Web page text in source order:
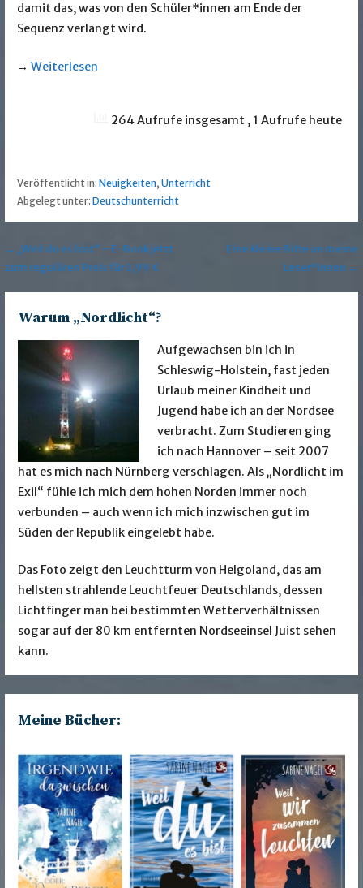
damit das, was von den Schüler*innen am Ende der
Sequenz verlangt wird.
→ Weiterlesen
264 Aufrufe insgesamt , 1 Aufrufe heute
Veröffentlicht in: Neuigkeiten, Unterricht
Abgelegt unter: Deutschunterricht
Beitragsnavigation
← „Weil du es bist“ – E-Book jetzt
zum regulären Preis für 3,99 €
Eine kleine Bitte an meine
Leser*innen →
Warum „Nordlicht“?
Aufgewachsen bin ich in
Schleswig-Holstein, fast jeden
Urlaub meiner Kindheit und
Jugend habe ich an der Nordsee
verbracht. Zum Studieren ging
ich nach Hannover – seit 2007
hat es mich nach Nürnberg verschlagen. Als „Nordlicht im
Exil“ fühle ich mich dem hohen Norden immer noch
verbunden – auch wenn ich mich inzwischen gut im
Süden der Republik eingelebt habe.
Das Foto zeigt den Leuchtturm von Helgoland, das am
hellsten strahlende Leuchtfeuer Deutschlands, dessen
Lichtfinger man bei bestimmten Wetterverhältnissen
sogar auf der 80 km entfernten Nordseeinsel Juist sehen
kann.
Meine Bücher: